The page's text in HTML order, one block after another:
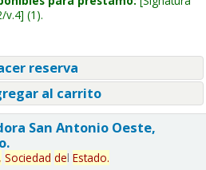
v.4 (1).
reserva
al carrito
San Antonio Oeste,
Sociedad del Estado.